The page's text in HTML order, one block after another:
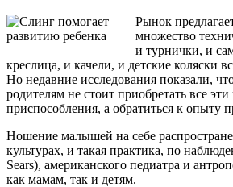
Рынок
множество
и турнички, и
креслица, и качели, и детские коляски
Но недавние исследования показали,
родителям не стоит приобретать все
приспособления, а обратиться к опыту
Ношение малышей на себе
культурах, и такая практика, по
Sears), американского педиатра и
как мамам, так и детям.